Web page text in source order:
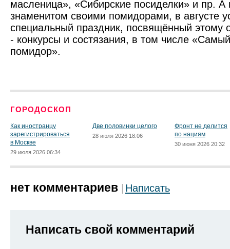
масленица», «Сибирские посиделки» и пр. А
знаменитом своими помидорами, в августе
специальный праздник, посвящённый этому
- конкурсы и состязания, в том числе
помидор».
ГОРОДОСКОП
Как иностранцу
зарегистрироваться
в Москве
29 июля 2026 06:34
Две половинки целого
28 июля 2026 18:06
Фронт не делится
по нациям
30 июня 2026 20:32
нет комментариев Написать
Написать свой комментарий